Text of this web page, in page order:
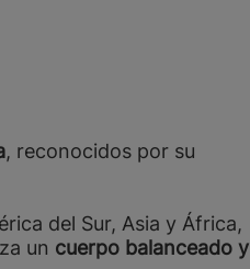
, reconocidos por su
del Sur, Asia y África,
un cuerpo balanceado y